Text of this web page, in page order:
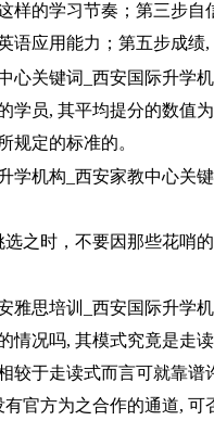
样的学习节奏；第三步
语应用能力；第五步成绩
学员, 其平均提分的数值
规定的标准的。
选之时，不要因那些花哨
情况吗, 其模式究竟是走
较于走读式而言可就靠谱
官方为之合作的通道,